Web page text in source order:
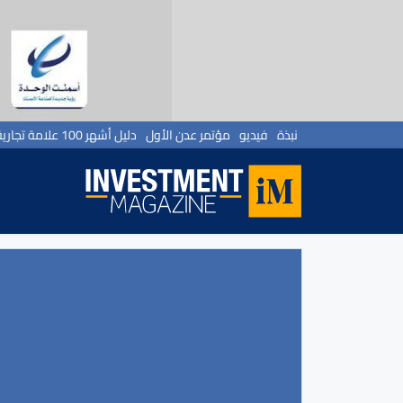
نبذة فيديو مؤتمر عدن الأول دليل أشهر 100 علامة تجارية